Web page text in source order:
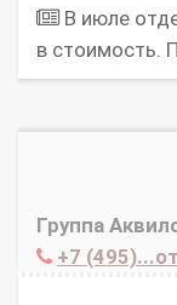
В июле
в стоимость.
Группа
+7